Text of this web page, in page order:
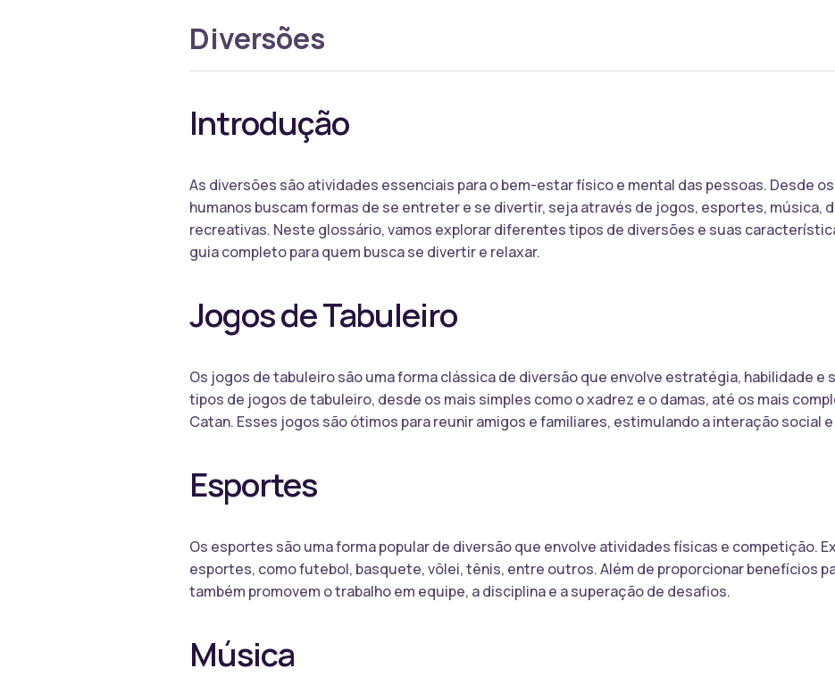
Diversões
Introdução
As diversões são atividades essenciais para o bem-estar físico e mental das pessoas. Desde
humanos buscam formas de se entreter e se divertir, seja através de jogos, esportes, música,
recreativas. Neste glossário, vamos explorar diferentes tipos de diversões e suas
guia completo para quem busca se divertir e relaxar.
Jogos de Tabuleiro
Os jogos de tabuleiro são uma forma clássica de diversão que envolve estratégia, habilidade e
tipos de jogos de tabuleiro, desde os mais simples como o xadrez e o damas, até os mais
Catan. Esses jogos são ótimos para reunir amigos e familiares, estimulando a interação social
Esportes
Os esportes são uma forma popular de diversão que envolve atividades físicas e competição.
esportes, como futebol, basquete, vôlei, tênis, entre outros. Além de proporcionar benefícios
também promovem o trabalho em equipe, a disciplina e a superação de desafios.
Música